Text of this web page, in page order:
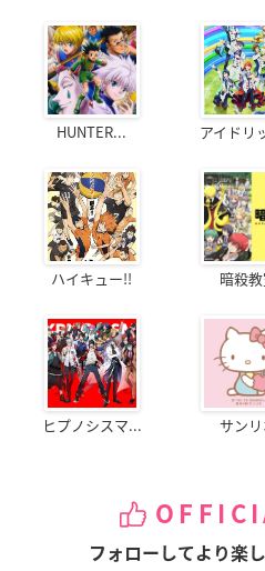
HUNTER... アイドリ
ハイキュー!! 暗殺
ヒプノシスマ... サン
フォローしてより楽